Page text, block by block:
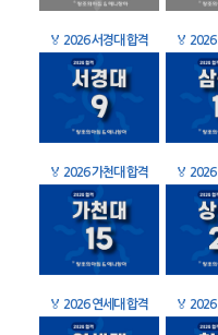
🏅 2026 서경대 합격 🏅 2026
🏅 2026 가천대 합격 🏅 2026
🏅 2026 연세대 합격 🏅 2026